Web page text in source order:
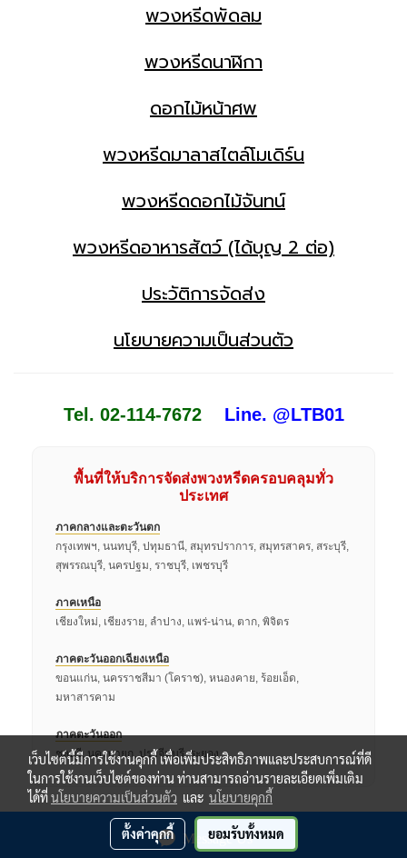
Message Us
พวงหรีดพัดลม
พวงหรีดนาฬิกา
ดอกไม้หน้าศพ
พวงหรีดมาลาสไตล์โมเดิร์น
พวงหรีดดอกไม้จันทน์
พวงหรีดอาหารสัตว์ (ได้บุญ 2 ต่อ)
ประวัติการจัดส่ง
นโยบายความเป็นส่วนตัว
Tel. 02-114-7672 Line. @LTB01
พื้นที่ให้บริการจัดส่งพวงหรีดครอบคลุมทั่ว
ประเทศ
ภาคกลางและตะวันตก
กรุงเทพฯ, นนทบุรี, ปทุมธานี, สมุทรปราการ, สมุทรสาคร, สระบุรี,
สุพรรณบุรี, นครปฐม, ราชบุรี, เพชรบุรี
ภาคเหนือ
เชียงใหม่, เชียงราย, ลำปาง, แพร่-น่าน, ตาก, พิจิตร
ภาคตะวันออกเฉียงเหนือ
ขอนแก่น, นครราชสีมา (โคราช), หนองคาย, ร้อยเอ็ด,
มหาสารคาม
ภาคตะวันออก
ชลบุรี, นครนายก, ปราจีนบุรี, ระยอง
เว็บไซต์นี้มีการใช้งานคุกกี้ เพื่อเพิ่มประสิทธิภาพและประสบการณ์ที่ดี
ในการใช้งานเว็บไซต์ของท่าน ท่านสามารถอ่านรายละเอียดเพิ่มเติม
ได้ที่นโยบายความเป็นส่วนตัว และ นโยบายคุกกี้
ตั้งค่าคุกกี้ ยอมรับทั้งหมด